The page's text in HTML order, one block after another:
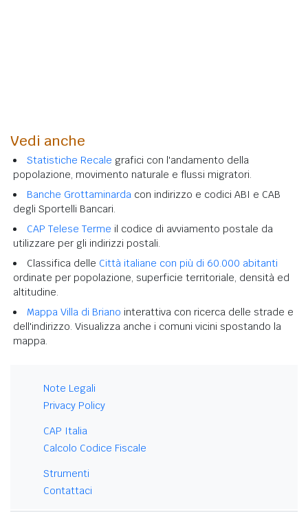
Vedi anche
Statistiche Recale grafici con l'andamento della
popolazione, movimento naturale e flussi migratori.
Banche Grottaminarda con indirizzo e codici ABI e CAB
degli Sportelli Bancari.
CAP Telese Terme il codice di avviamento postale da
utilizzare per gli indirizzi postali.
Classifica delle Città italiane con più di 60.000 abitanti
ordinate per popolazione, superficie territoriale, densità ed
altitudine.
Mappa Villa di Briano interattiva con ricerca delle strade e
dell'indirizzo. Visualizza anche i comuni vicini spostando la
mappa.
Note Legali
Privacy Policy
CAP Italia
Calcolo Codice Fiscale
Strumenti
Contattaci